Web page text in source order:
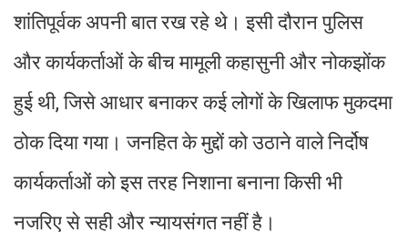
शांतिपूर्वक अपनी बात रख रहे थे। इसी दौरान पुलिस
और कार्यकर्ताओं के बीच मामूली कहासुनी और नोकझोंक
हुई थी, जिसे आधार बनाकर कई लोगों के खिलाफ मुकदमा
ठोक दिया गया। जनहित के मुद्दों को उठाने वाले निर्दोष
कार्यकर्ताओं को इस तरह निशाना बनाना किसी भी
नजरिए से सही और न्यायसंगत नहीं है।